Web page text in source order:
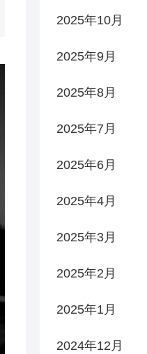
2025年10月
2025年9月
2025年8月
2025年7月
2025年6月
2025年4月
2025年3月
2025年2月
2025年1月
2024年12月